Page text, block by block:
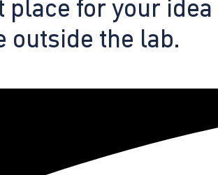
place for your idea
outside the lab.